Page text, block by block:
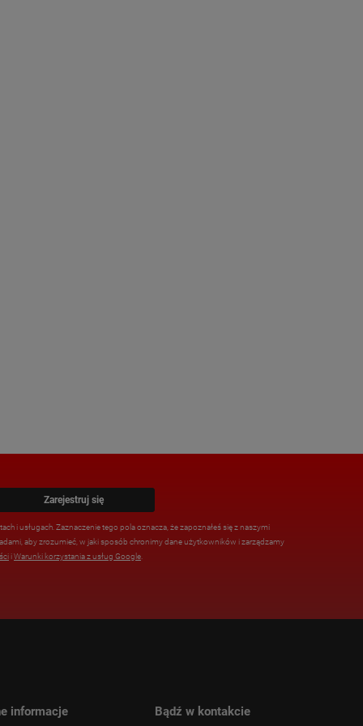
Zarejestruj się
i usługach. Zaznaczenie tego pola oznacza, że zapoznałeś się z naszymi
aby zrozumieć, w jaki sposób chronimy dane użytkowników i zarządzamy
iWarunki korzystania z usług Google.
informacje Bądź w kontakcie